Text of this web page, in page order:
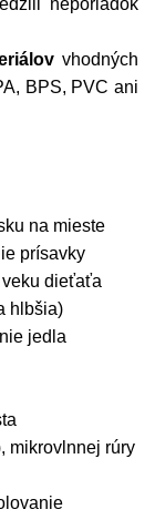
neporiadok
vhodných
BPS, PVC ani
na mieste
prísavky
dieťaťa
hlbšia)
jedla
mikrovlnnej rúry